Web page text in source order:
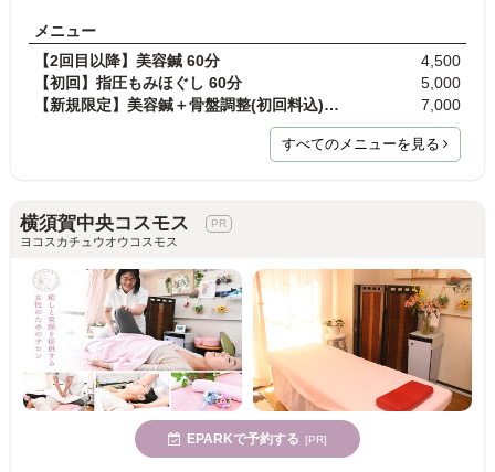
メニュー
【2回目以降】美容鍼 60分
4,500
【初回】指圧もみほぐし 60分
5,000
【新規限定】美容鍼＋骨盤調整(初回料込) 90分 通常…
7,000
すべてのメニューを見る
横須賀中央コスモス
ヨコスカチュウオウコスモス
EPARKで予約する [PR]